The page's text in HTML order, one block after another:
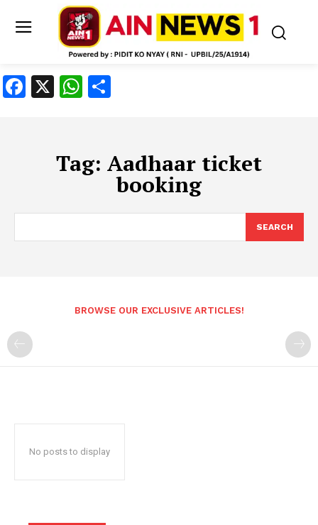
Facebook
X WhatsApp
Tag: Aadhaar ticket
booking
SEARCH
BROWSE OUR EXCLUSIVE ARTICLES!
No posts to display